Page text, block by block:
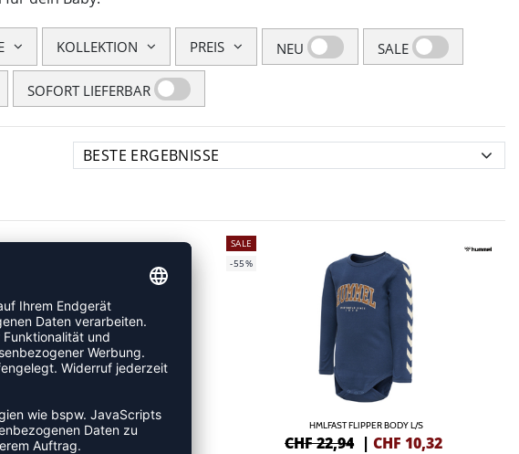
KOLLEKTION PREIS NEU SALE
SOFORT LIEFERBAR
HMLCODY BODY L/S
26,39 |CHF
SALE
-55%
HMLFAST FLIPPER BODY L/S
CHF 22,94 | CHF 10,32